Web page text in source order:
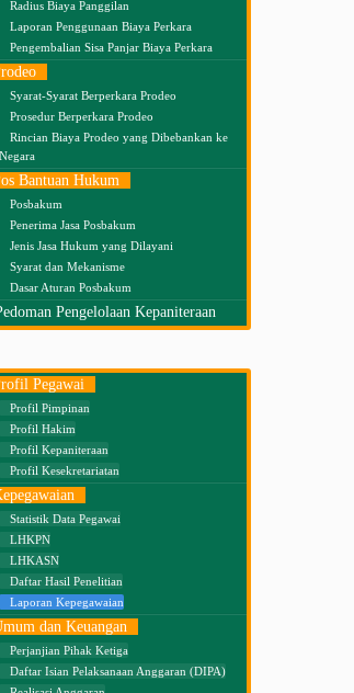
Radius Biaya Panggilan
Laporan Penggunaan Biaya Perkara
Pengembalian Sisa Panjar Biaya Perkara
Syarat-Syarat Berperkara Prodeo
Prosedur Berperkara Prodeo
Rincian Biaya Prodeo yang Dibebankan ke
Negara
Bantuan Hukum
Posbakum
Penerima Jasa Posbakum
Jenis Jasa Hukum yang Dilayani
Syarat dan Mekanisme
Dasar Aturan Posbakum
Pengelolaan Kepaniteraan
KesekretariatanInformasi Kesekretariatan
Pegawai
Profil Pimpinan
Profil Hakim
Profil Kepaniteraan
Profil Kesekretariatan
Statistik Data Pegawai
LHKPN
LHKASN
Daftar Hasil Penelitian
Laporan Kepegawaian
dan Keuangan
Perjanjian Pihak Ketiga
Daftar Isian Pelaksanaan Anggaran (DIPA)